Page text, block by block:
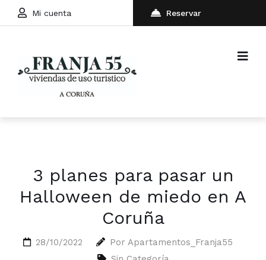
Mi cuenta Reservar
3 planes para pasar un
Halloween de miedo en A
Coruña
28/10/2022 Por Apartamentos_Franja55